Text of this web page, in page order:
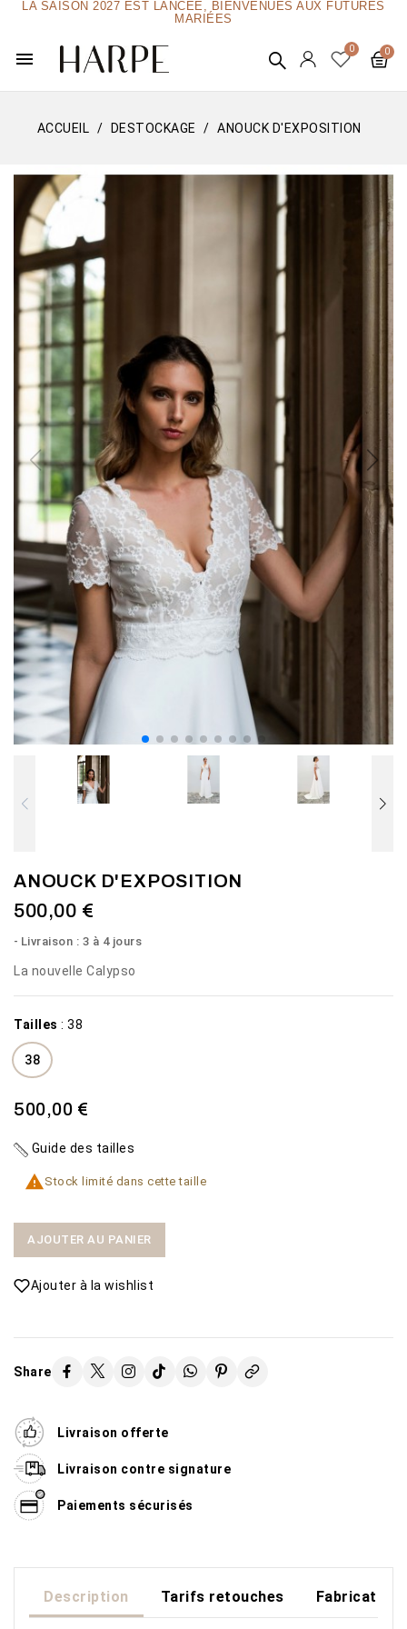
LA SAISON 2027 EST LANCÉE, BIENVENUES AUX FUTURES
MARIÉES
menu
ACCUEIL DESTOCKAGE ANOUCK D'EXPOSITION
ANOUCK D'EXPOSITION
500,00 €
Livraison : 3 à 4 jours
La nouvelle Calypso
Tailles : 38
38
500,00 €
Guide des tailles
 Stock limité dans cette taille
AJOUTER AU PANIER
Ajouter à la wishlist
Share
Livraison offerte
Livraison contre signature
Paiements sécurisés
Description Tarifs retouches Fabrication